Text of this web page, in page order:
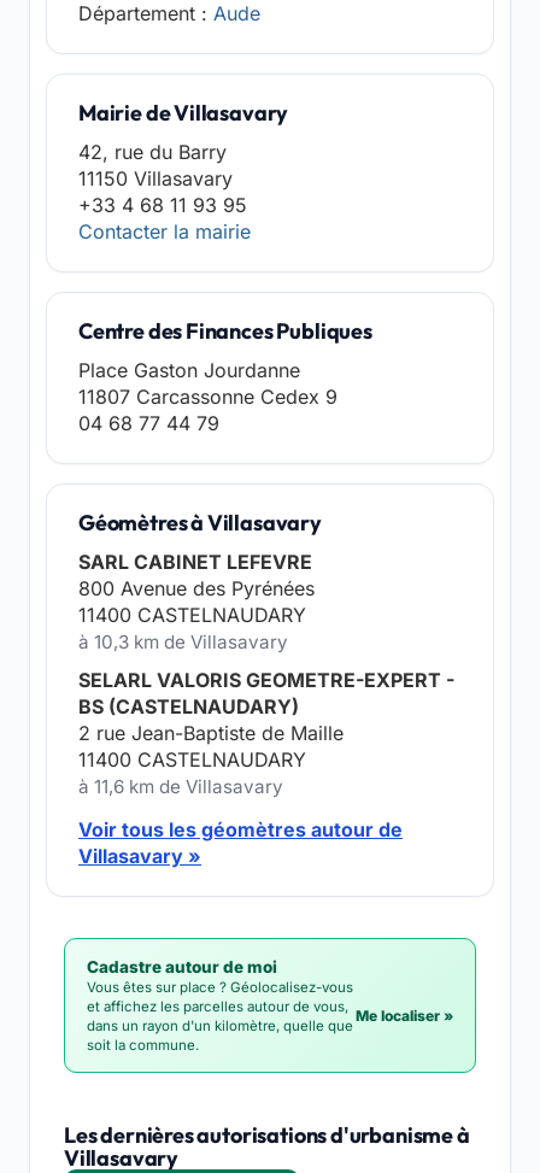
Département : Aude
Mairie de Villasavary
42, rue du Barry
11150 Villasavary
+33 4 68 11 93 95
Contacter la mairie
Centre des Finances Publiques
Place Gaston Jourdanne
11807 Carcassonne Cedex 9
04 68 77 44 79
Géomètres à Villasavary
SARL CABINET LEFEVRE
800 Avenue des Pyrénées
11400 CASTELNAUDARY
à 10,3 km de Villasavary
SELARL VALORIS GEOMETRE-EXPERT -
BS (CASTELNAUDARY)
2 rue Jean-Baptiste de Maille
11400 CASTELNAUDARY
à 11,6 km de Villasavary
Voir tous les géomètres autour de
Villasavary »
Cadastre autour de moi
Vous êtes sur place ? Géolocalisez-vous
et affichez les parcelles autour de vous,
dans un rayon d'un kilomètre, quelle que
soit la commune.
Me localiser »
Les dernières autorisations d'urbanisme à
Villasavary